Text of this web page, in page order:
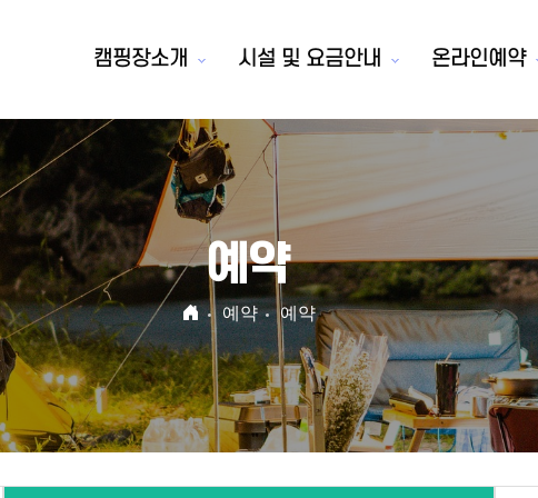
캠핑장소개 시설 및 요금안내 온라인예약
예약
예약 예약